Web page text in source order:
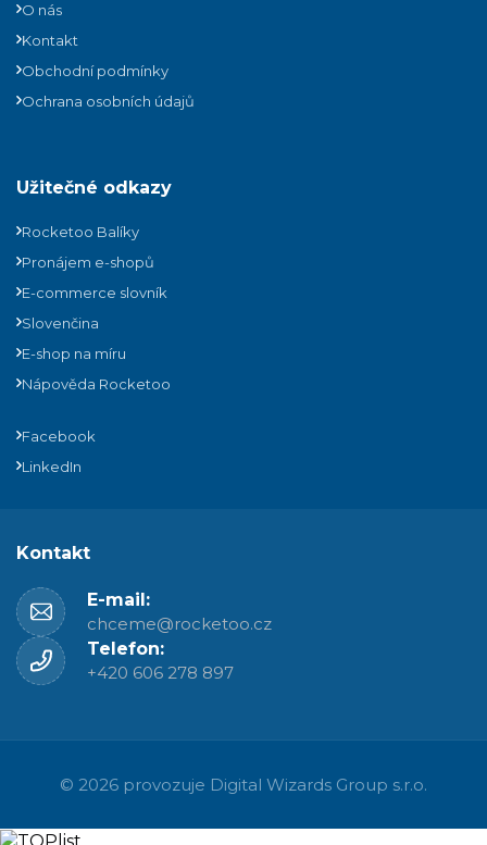
O nás
Kontakt
Obchodní podmínky
Ochrana osobních údajů
Užitečné odkazy
Rocketoo Balíky
Pronájem e-shopů
E-commerce slovník
Slovenčina
E-shop na míru
Nápověda Rocketoo
Facebook
LinkedIn
Kontakt
E-mail:
chceme@rocketoo.cz
Telefon:
+420 606 278 897
© 2026 provozuje Digital Wizards Group s.r.o.